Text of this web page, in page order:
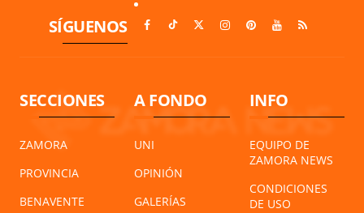
SÍGUENOS
SECCIONES
ZAMORA
PROVINCIA
BENAVENTE
A FONDO
UNI
OPINIÓN
GALERÍAS
INFO
EQUIPO DE
ZAMORA NEWS
CONDICIONES
DE USO